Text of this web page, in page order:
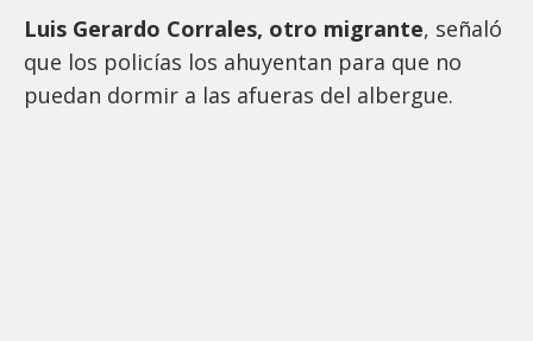
Luis Gerardo Corrales, otro migrante, señaló
que los policías los ahuyentan para que no
puedan dormir a las afueras del albergue.